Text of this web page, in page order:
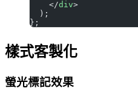
    </
div>
  );
};
樣式客製化
螢光標記效果